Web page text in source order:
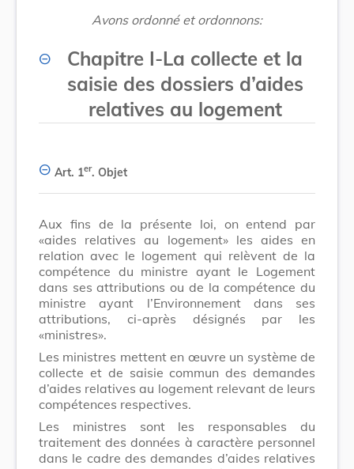
Avons ordonné et ordonnons:
Chapitre I-La collecte et la
saisie des dossiers d’aides
relatives au logement
Art. 1er. Objet
Aux fins de la présente loi, on entend par
«aides relatives au logement» les aides en
relation avec le logement qui relèvent de la
compétence du ministre ayant le Logement
dans ses attributions ou de la compétence du
ministre ayant l’Environnement dans ses
attributions, ci-après désignés par les
«ministres».
Les ministres mettent en œuvre un système de
collecte et de saisie commun des demandes
d’aides relatives au logement relevant de leurs
compétences respectives.
Les ministres sont les responsables du
traitement des données à caractère personnel
dans le cadre des demandes d’aides relatives